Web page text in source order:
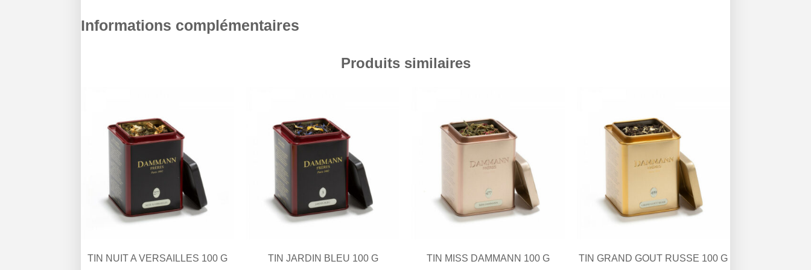
Informations complémentaires
Produits similaires
TIN NUIT A VERSAILLES 100 G TIN JARDIN BLEU 100 G TIN MISS DAMMANN 100 G TIN GRAND GOUT RUSSE 100 G